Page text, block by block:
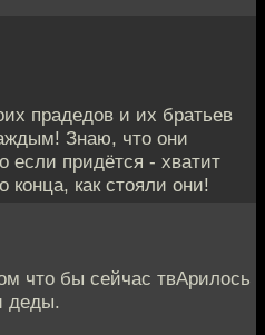
прадедов и их братьев
Знаю, что они
если придётся - хватит
конца, как стояли они!
что бы сейчас твАрилось
деды.